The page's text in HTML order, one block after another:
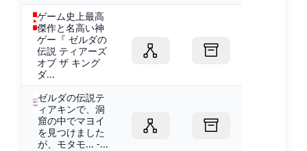
ゲーム史上最高
傑作と名高い神
ゲー『 ゼルダの
伝説 ティアーズ
オブ ザ キング
ダ...
ゼルダの伝説テ
ィアキンで、洞
窟の中でマヨイ
を見つけました
が、モタモ... -...